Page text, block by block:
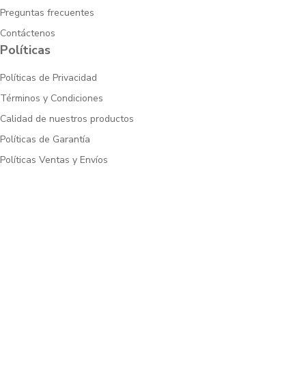
Preguntas frecuentes
Contáctenos
Políticas
Políticas de Privacidad
Términos y Condiciones
Calidad de nuestros productos
Políticas de Garantía
Políticas Ventas y Envíos